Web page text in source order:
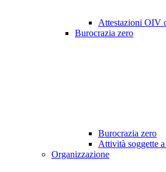
Attestazioni OIV
Burocrazia zero
Burocrazia zero
Attività soggette
Organizzazione